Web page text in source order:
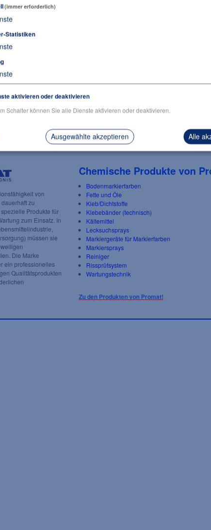
(immer erforderlich)
Statistiken
aktivieren oder deaktivieren
Schalter können Sie alle Dienste aktivieren oder deaktivieren.
Ausgewählte akzeptieren Alle
von
zu
Produkte für
zum Einsatz. In
müssen sie
Die Marke
ein professionelles
Qualitätsprodukten
Chemische Produkte von
Bodenmarkierfarben
Fette und Öle
Kleb/Dichtstoffe
Klebebänder (technisch)
Kältemittel
Lecksuchsprays
Markiergeräte für Markierfarben
Markiersprays
Reiniger
Rissprüfsystem
Wartungstechnik
Zu den Produkten von Promat!